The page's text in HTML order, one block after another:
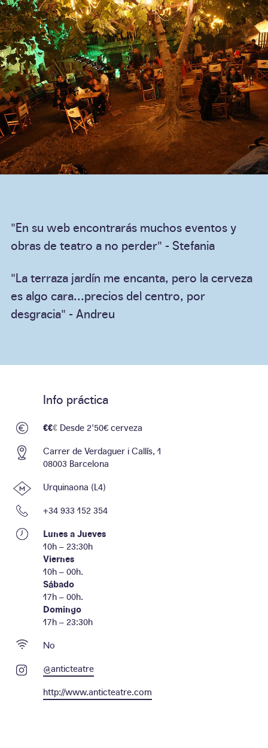
"En su web encontrarás muchos eventos y
obras de teatro a no perder" - Stefania
"La terraza jardín me encanta, pero la cerveza
es algo cara...precios del centro, por
desgracia" - Andreu
Info práctica
€€€ Desde 2'50€ cerveza
Carrer de Verdaguer i Callís, 1
08003 Barcelona
Urquinaona (L4)
+34 933 152 354
Lunes a Jueves
10h – 23:30h
Viernes
10h – 00h.
Sábado
17h – 00h.
Domingo
17h – 23:30h
No
@anticteatre
http://www.anticteatre.com